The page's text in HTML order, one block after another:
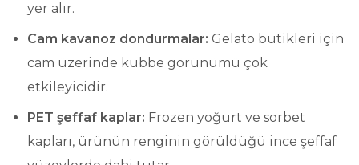
yer alır.
Cam kavanoz dondurmalar: Gelato butikleri için
cam üzerinde kubbe görünümü çok
etkileyicidir.
PET şeffaf kaplar: Frozen yoğurt ve sorbet
kapları, ürünün renginin görüldüğü ince şeffaf